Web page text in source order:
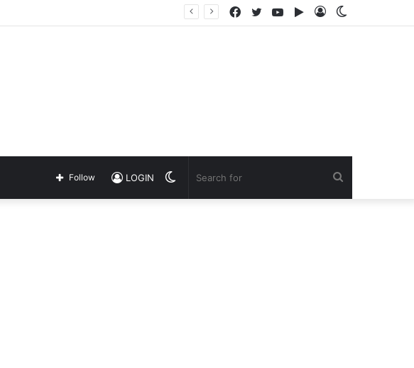
Log
Google
YouTube
Twitter
Facebook
Switch
LOGIN
Follow